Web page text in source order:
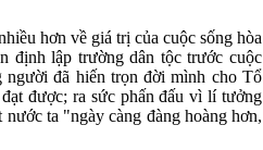
hơn về giá trị của cuộc sống hòa
định lập trường dân tộc trước cuộc
ng­ười đã hiến trọn đời mình cho Tổ
được; ra sức phấn đấu vì lí tưởng
ta "ngày càng đàng hoàng hơn,